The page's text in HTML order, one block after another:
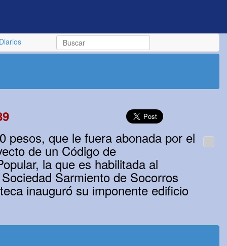
Diarios
pesos, que le fuera abonada por el
de un Código de
la que es habilitada al
Sarmiento de Socorros
inauguró su imponente edificio